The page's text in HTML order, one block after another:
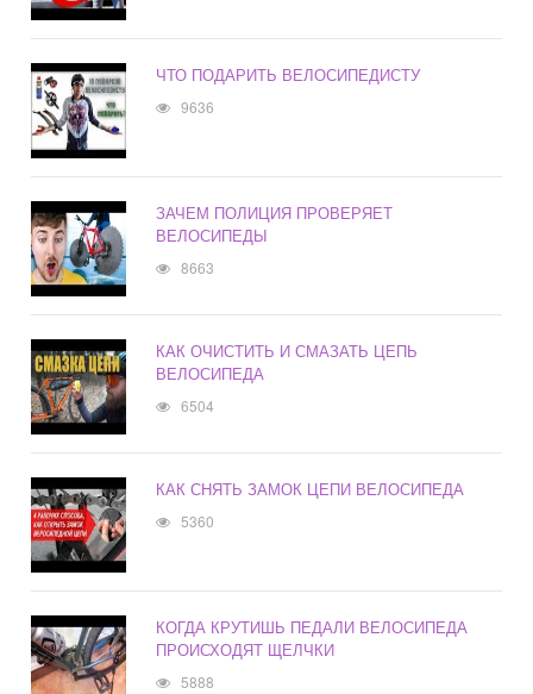
ЧТО ПОДАРИТЬ ВЕЛОСИПЕДИСТУ
9636
ЗАЧЕМ ПОЛИЦИЯ ПРОВЕРЯЕТ
ВЕЛОСИПЕДЫ
8663
КАК ОЧИСТИТЬ И СМАЗАТЬ ЦЕПЬ
ВЕЛОСИПЕДА
6504
КАК СНЯТЬ ЗАМОК ЦЕПИ ВЕЛОСИПЕДА
5360
КОГДА КРУТИШЬ ПЕДАЛИ ВЕЛОСИПЕДА
ПРОИСХОДЯТ ЩЕЛЧКИ
5888